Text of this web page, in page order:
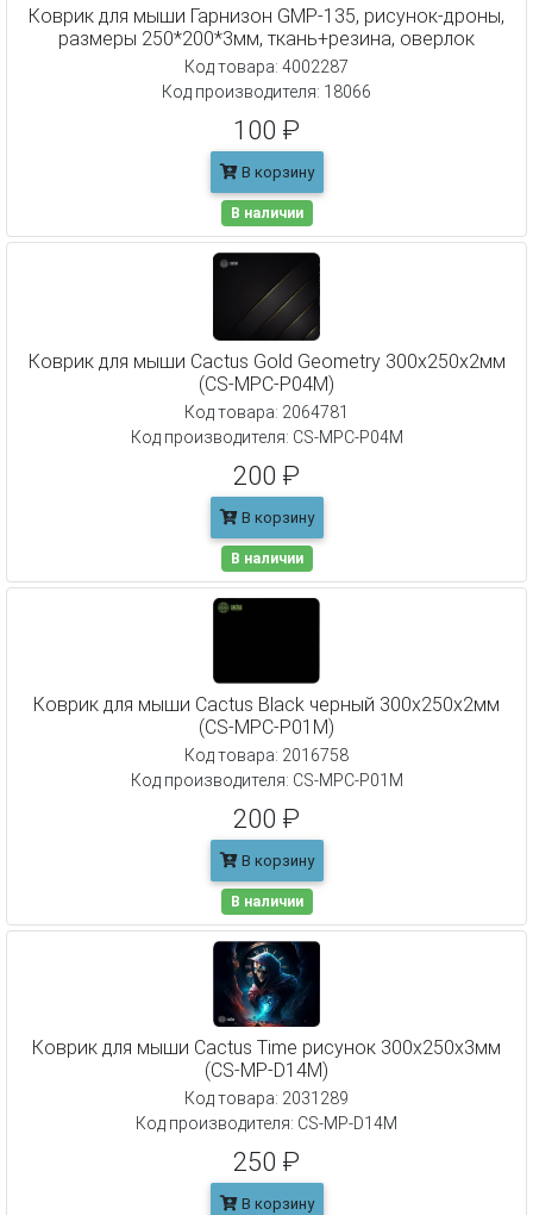
Коврик для мыши Гарнизон GMP-135, рисунок-дроны,
размеры 250*200*3мм, ткань+резина, оверлок
Код товара: 4002287
Код производителя: 18066
100 ₽
В корзину
В наличии
Коврик для мыши Cactus Gold Geometry 300x250x2мм
(CS-MPC-P04M)
Код товара: 2064781
Код производителя: CS-MPC-P04M
200 ₽
В корзину
В наличии
Коврик для мыши Cactus Black черный 300x250x2мм
(CS-MPC-P01M)
Код товара: 2016758
Код производителя: CS-MPC-P01M
200 ₽
В корзину
В наличии
Коврик для мыши Cactus Time рисунок 300x250x3мм
(CS-MP-D14M)
Код товара: 2031289
Код производителя: CS-MP-D14M
250 ₽
В корзину